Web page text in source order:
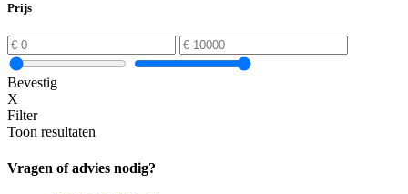
Prijs
Bevestig
X
Filter
Toon resultaten
Vragen of advies nodig?